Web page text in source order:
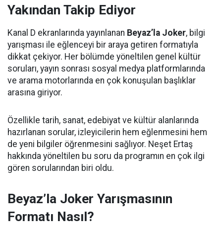
Yakından Takip Ediyor
Kanal D ekranlarında yayınlanan Beyaz’la Joker, bilgi
yarışması ile eğlenceyi bir araya getiren formatıyla
dikkat çekiyor. Her bölümde yöneltilen genel kültür
soruları, yayın sonrası sosyal medya platformlarında
ve arama motorlarında en çok konuşulan başlıklar
arasına giriyor.
Özellikle tarih, sanat, edebiyat ve kültür alanlarında
hazırlanan sorular, izleyicilerin hem eğlenmesini hem
de yeni bilgiler öğrenmesini sağlıyor. Neşet Ertaş
hakkında yöneltilen bu soru da programın en çok ilgi
gören sorularından biri oldu.
Beyaz’la Joker Yarışmasının
Formatı Nasıl?